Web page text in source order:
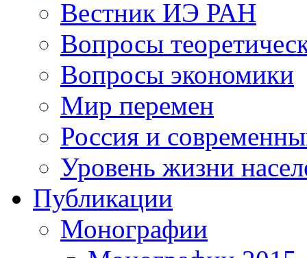
Вестник ИЭ РАН
Вопросы
Вопросы экономики
Мир перемен
Россия и
Уровень жизни
Публикации
Монографии